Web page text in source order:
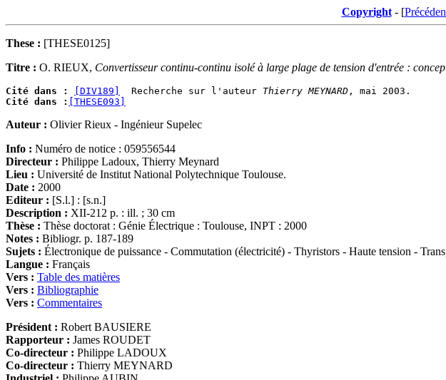
Copyright- [
These : [THESE0125]
Titre : O. RIEUX, Convertisseur continu-continu isolé à large plage de tension d'entrée :
Cité dans : [DIV189]
  Recherche sur l'auteur
Thierry MEYNARD
Cité dans :
[THESE093]
Auteur : Olivier Rieux - Ingénieur Supelec
Info : Numéro de notice : 059556544
Directeur : Philippe Ladoux, Thierry Meynard
Lieu : Université de Institut National Polytechnique Toulouse.
Date : 2000
Editeur : [S.l.] : [s.n.]
Description : XII-212 p. : ill. ; 30 cm
Thèse : Thèse doctorat : Génie Électrique : Toulouse, INPT : 2000
Notes : Bibliogr. p. 187-189
Sujets : Électronique de puissance - Commutation (électricité) - Thyristors - Haute tension -
Langue : Français
Vers : Table des matières
Vers : Bibliographie
Vers : Commentaires
Président : Robert BAUSIERE
Rapporteur : James ROUDET
Co-directeur : Philippe LADOUX
Co-directeur : Thierry MEYNARD